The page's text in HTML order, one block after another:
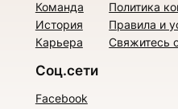
Команда
История
Карьера
Политика
Правила и
Свяжитесь
Соц.сети
Facebook